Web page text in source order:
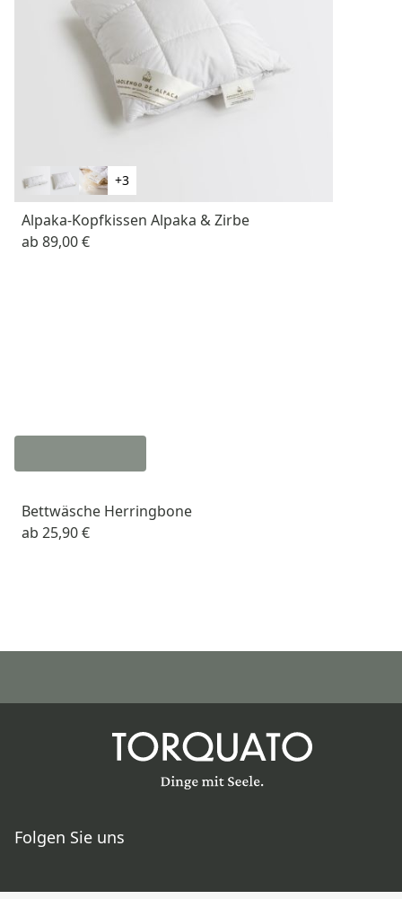
+3
Alpaka-Kopfkissen Alpaka & Zirbe
ab 89,00 €
Bettwäsche Herringbone
ab 25,90 €
Folgen Sie uns